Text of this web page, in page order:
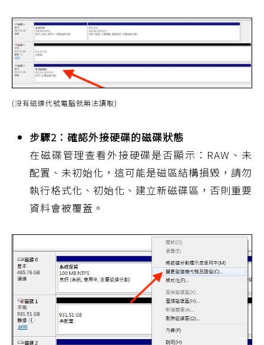
(沒有磁碟代號電腦就無法讀取)
步驟2：確認外接硬碟的磁碟狀態
在磁碟管理查看外接硬碟是否顯示：RAW、未
配置、未初始化，這可能是磁區結構損毀，請勿
執行格式化、初始化、建立新磁碟區，否則重要
資料會被覆蓋。